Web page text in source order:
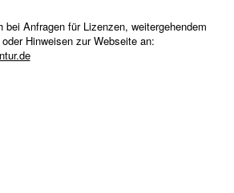
bei Anfragen für Lizenzen, weitergehendem
Hinweisen zur Webseite an: